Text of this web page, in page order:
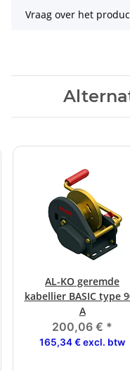
Vraag over het
AL-KO geremde
kabellier BASIC type
A
200,06 € *
165,34 € excl. btw